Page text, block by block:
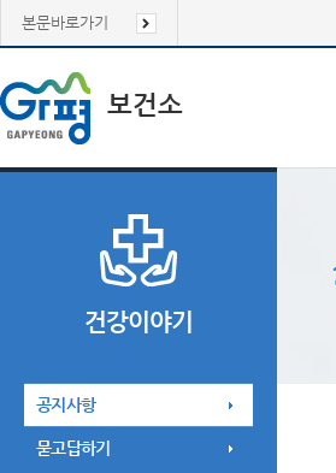
본문바로가기
보건소
건강이야기
공지사항
묻고답하기